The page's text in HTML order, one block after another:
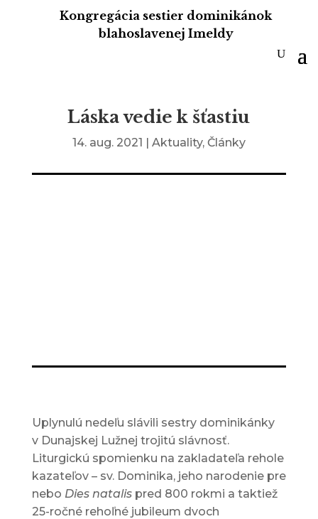
Kongregácia sestier dominikánok
blahoslavenej Imeldy
Láska vedie k šťastiu
14. aug. 2021 | Aktuality, Články
Uplynulú nedeľu slávili sestry dominikánky
v Dunajskej Lužnej trojitú slávnosť.
Liturgickú spomienku na zakladateľa rehole
kazateľov – sv. Dominika, jeho narodenie pre
nebo Dies natalispred 800 rokmi a taktiež
25-ročné rehoľné jubileum dvoch